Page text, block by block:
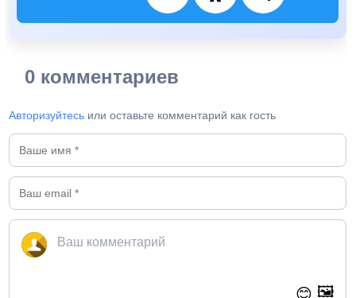
0 комментариев
Авторизуйтесь или оставьте комментарий как гость
😊 🖼️